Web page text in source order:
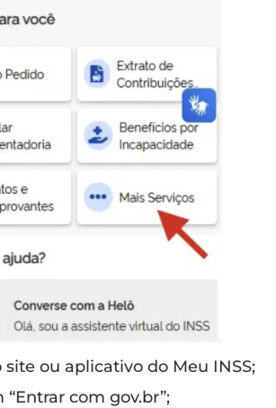
site ou aplicativo do Meu INSS;
“Entrar com gov.br”;